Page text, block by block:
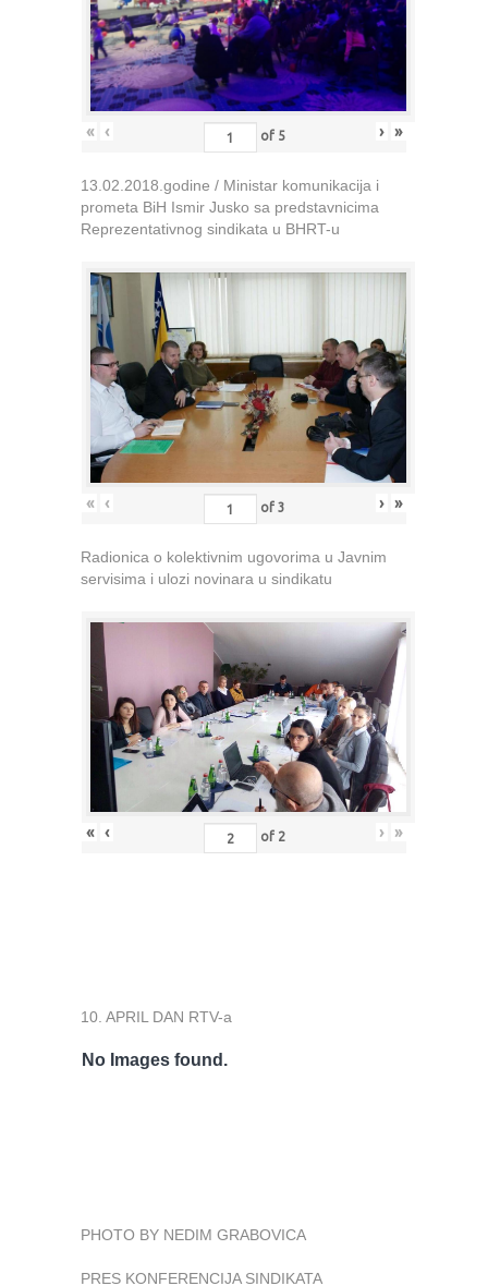
« ‹ of 5 › »
13.02.2018.godine / Ministar komunikacija i
prometa BiH Ismir Jusko sa predstavnicima
Reprezentativnog sindikata u BHRT-u
« ‹ of 3 › »
Radionica o kolektivnim ugovorima u Javnim
servisima i ulozi novinara u sindikatu
« ‹ of 2 › »
10. APRIL DAN RTV-a
No Images found.
PHOTO BY NEDIM GRABOVICA
PRES KONFERENCIJA SINDIKATA